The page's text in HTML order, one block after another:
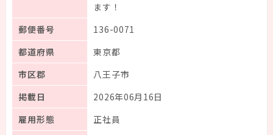
ます！
郵便番号
136-0071
都道府県
東京都
市区郡
八王子市
掲載日
2026年06月16日
雇用形態
正社員